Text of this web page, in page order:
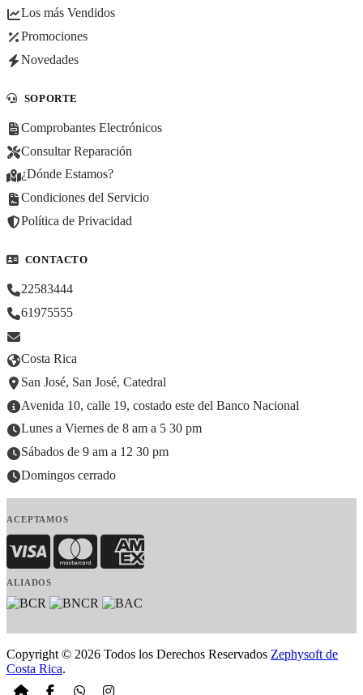
Los más Vendidos
Promociones
Novedades
SOPORTE
Comprobantes Electrónicos
Consultar Reparación
¿Dónde Estamos?
Condiciones del Servicio
Política de Privacidad
CONTACTO
22583444
61975555
Costa Rica
San José, San José, Catedral
Avenida 10, calle 19, costado este del Banco Nacional
Lunes a Viernes de 8 am a 5 30 pm
Sábados de 9 am a 12 30 pm
Domingos cerrado
ACEPTAMOS
Visa MasterCardAmerican Express
ALIADOS
Copyright © 2026 Todos los Derechos Reservados Zephysoft de
Costa Rica.